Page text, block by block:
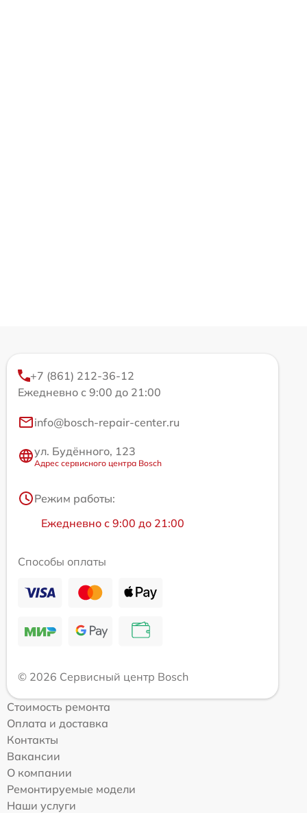
+7 (861) 212-36-12
Ежедневно с 9:00 до 21:00
info@bosch-repair-center.ru
ул. Будённого, 123
Адрес сервисного центра Bosch
Режим работы:
Ежедневно с 9:00 до 21:00
Способы оплаты
© 2026 Сервисный центр Bosch
Стоимость ремонта
Оплата и доставка
Контакты
Вакансии
О компании
Ремонтируемые модели
Наши услуги